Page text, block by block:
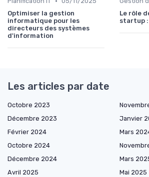
Optimiser la gestion
informatique pour les
directeurs des systèmes
d'information
Le rôle
startup :
Les articles par date
Octobre 2023
Décembre 2023
Janvier
Février 2024
Mars
Octobre 2024
Décembre 2024
Mars
Avril 2025
Mai 2025